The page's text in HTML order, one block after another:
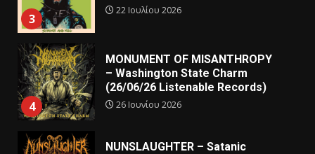
3
22 Ιουλίου 2026
4
MONUMENT OF MISANTHROPY
– Washington State Charm
(26/06/26 Listenable Records)
26 Ιουνίου 2026
NUNSLAUGHTER – Satanic